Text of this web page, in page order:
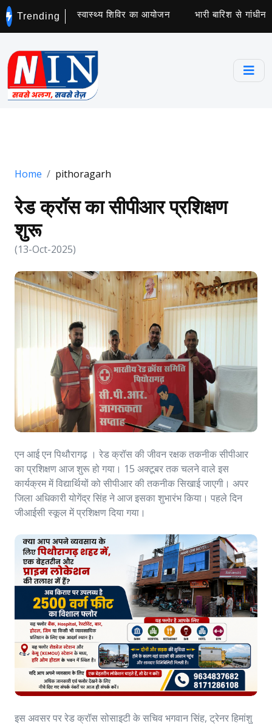
Trending
में हुआ नि:शुल्क स्वास्थ्य शिविर का आयोजन भारी बारिश से
Home pithoragarh
रेड क्रॉस का सीपीआर प्रशिक्षण
शुरू
(13-Oct-2025)
एन आई एन पिथौरागढ़ । रेड क्रॉस की जीवन रक्षक तकनीक सीपीआर
का प्रशिक्षण आज शुरू हो गया। 15 अक्टूबर तक चलने वाले इस
कार्यक्रम में विद्यार्थियों को सीपीआर की तकनीक सिखाई जाएगी। अपर
जिला अधिकारी योगेंद्र सिंह ने आज इसका शुभारंभ किया। पहले दिन
जीआईसी स्कूल में प्रशिक्षण दिया गया।
इस अवसर पर रेड क्रॉस सोसाइटी के सचिव भगवान सिंह, ट्रेनर हिमांशु